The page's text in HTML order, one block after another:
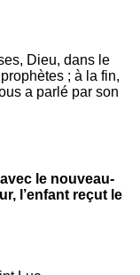
Dieu, dans le
; à la fin,
a parlé par son
le nouveau-
l’enfant reçut le